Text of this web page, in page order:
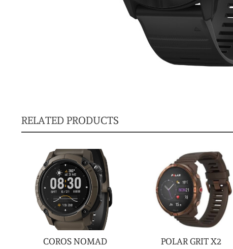
RELATED PRODUCTS
COROS NOMAD POLAR GRIT X2